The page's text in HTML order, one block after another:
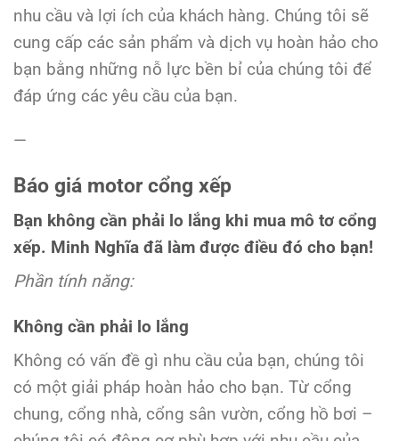
nhu cầu và lợi ích của khách hàng. Chúng tôi sẽ
cung cấp các sản phẩm và dịch vụ hoàn hảo cho
bạn bằng những nỗ lực bền bỉ của chúng tôi để
đáp ứng các yêu cầu của bạn.
—
Báo giá motor cổng xếp
Bạn không cần phải lo lắng khi mua mô tơ cổng
xếp. Minh Nghĩa đã làm được điều đó cho bạn!
Phần tính năng:
Không cần phải lo lắng
Không có vấn đề gì nhu cầu của bạn, chúng tôi
có một giải pháp hoàn hảo cho bạn. Từ cổng
chung, cổng nhà, cổng sân vườn, cổng hồ bơi –